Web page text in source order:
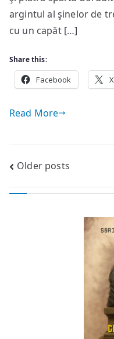
argintul al şinelor de
cu un capăt […]
Share this:
Facebook X
Read More
Posts
navigation
Older posts